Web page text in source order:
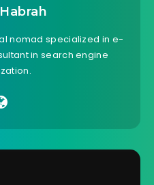
nomad specialized in e-
in search engine